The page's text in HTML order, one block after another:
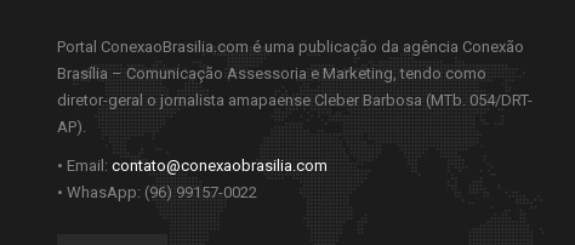
Portal ConexaoBrasilia.com é uma publicação da agência Conexão
Brasília – Comunicação Assessoria e Marketing, tendo como
diretor-geral o jornalista amapaense Cleber Barbosa (MTb. 054/DRT-
AP).
• Email: contato@conexaobrasilia.com
• WhasApp: (96) 99157-0022